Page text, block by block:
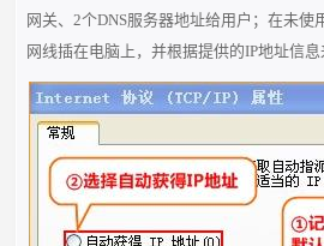
网关、2个DNS服务器地址给用户；在未使
网线插在电脑上，并根据提供的IP地址信息